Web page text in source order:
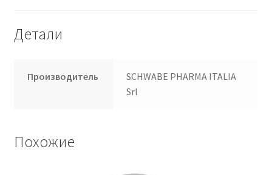
Детали
Производитель
SCHWABE PHARMA ITALIA
Srl
Похожие